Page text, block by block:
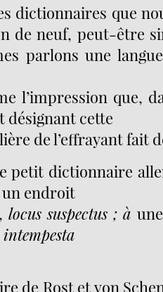
dictionnaires que
de neuf, peut-être
parlons une
l’impression que,
désignant cette
de l’effrayant fait
petit dictionnaire
un endroit
locus suspectus ; à
intempesta
de Rost et von